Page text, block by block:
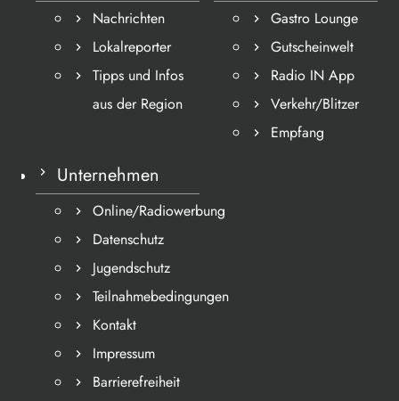
Nachrichten
Lokalreporter
Tipps und Infos
aus der Region
Gastro Lounge
Gutscheinwelt
Radio IN App
Verkehr/Blitzer
Empfang
Unternehmen
Online/Radiowerbung
Datenschutz
Jugendschutz
Teilnahmebedingungen
Kontakt
Impressum
Barrierefreiheit